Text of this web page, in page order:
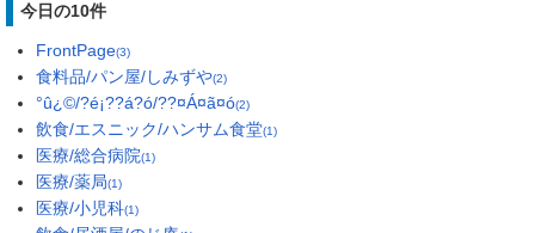
今日の10件
FrontPage(3)
食料品/パン屋/しみずや(2)
°û¿©/?é¡??á?ó/??¤Á¤ã¤ó(2)
飲食/エスニック/ハンサム食堂(1)
医療/総合病院(1)
医療/薬局(1)
医療/小児科(1)